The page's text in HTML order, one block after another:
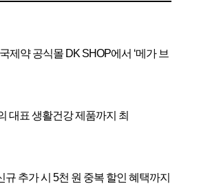
제약 공식몰 DK SHOP에서 ‘메가 브
대표 생활건강 제품까지 최
추가 시 5천 원 중복 할인 혜택까지